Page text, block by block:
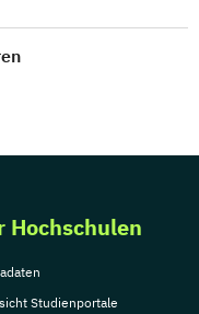
Hochschulen
Studienportale